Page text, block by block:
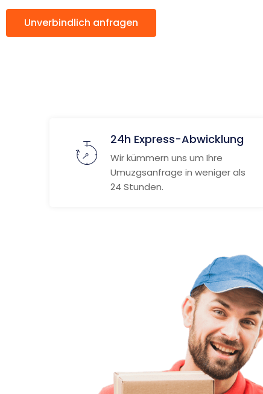
Unverbindlich anfragen
24h Express-Abwicklung
Wir kümmern uns um Ihre
Umuzgsanfrage in weniger als
24 Stunden.